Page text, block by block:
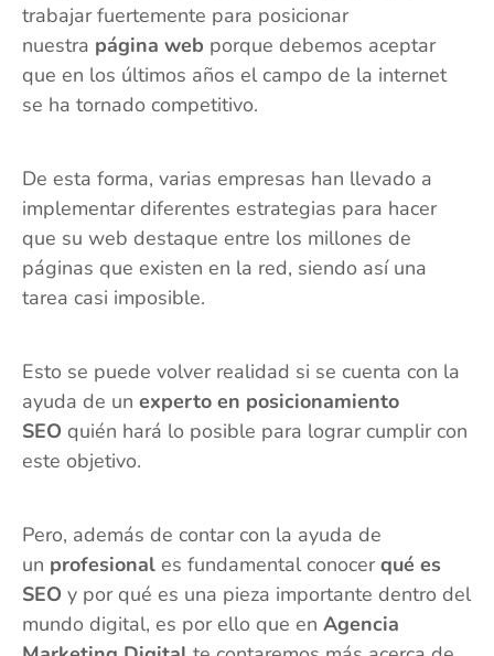
trabajar fuertemente para posicionar
nuestra página web porque debemos aceptar
que en los últimos años el campo de la internet
se ha tornado competitivo.
De esta forma, varias empresas han llevado a
implementar diferentes estrategias para hacer
que su web destaque entre los millones de
páginas que existen en la red, siendo así una
tarea casi imposible.
Esto se puede volver realidad si se cuenta con la
ayuda de un experto en posicionamiento
SEO quién hará lo posible para lograr cumplir con
este objetivo.
Pero, además de contar con la ayuda de
un profesional es fundamental conocerqué es
SEO y por qué es una pieza importante dentro del
mundo digital, es por ello que en Agencia